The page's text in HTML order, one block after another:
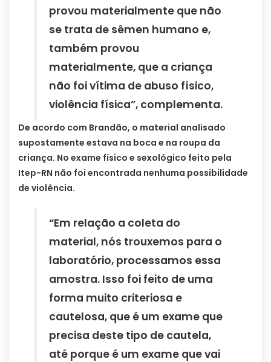
provou materialmente que não
se trata de sêmen humano e,
também provou
materialmente, que a criança
não foi vítima de abuso físico,
violência física”, complementa.
De acordo com Brandão, o material analisado
supostamente estava na boca e na roupa da
criança. No exame físico e sexológico feito pela
Itep-RN não foi encontrada nenhuma possibilidade
de violência.
“Em relação a coleta do
material, nós trouxemos para o
laboratório, processamos essa
amostra. Isso foi feito de uma
forma muito criteriosa e
cautelosa, que é um exame que
precisa deste tipo de cautela,
até porque é um exame que vai